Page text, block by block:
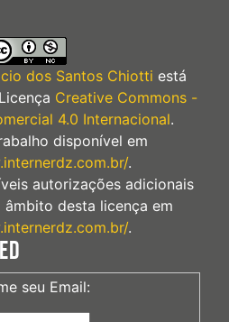
dos Santos Chiotti está
Creative Commons -
4.0 Internacional.
disponível em
.
autorizações adicionais
âmbito desta licença em
.
seu Email: